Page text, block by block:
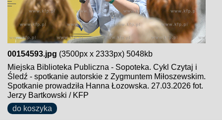
00154593.jpg (3500px x 2333px) 5048kb
Miejska Biblioteka Publiczna - Sopoteka. Cykl Czytaj i
Śledź - spotkanie autorskie z Zygmuntem Miłoszewskim.
Spotkanie prowadziła Hanna Łozowska. 27.03.2026 fot.
Jerzy Bartkowski / KFP
do koszyka